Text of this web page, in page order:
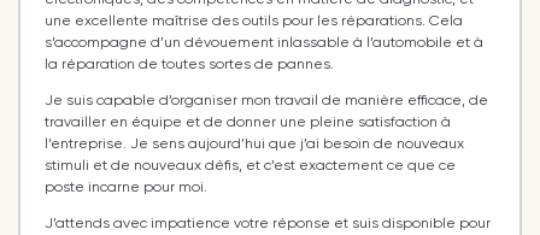
une excellente maîtrise des outils pour les réparations. Cela
s’accompagne d’un dévouement inlassable à l’automobile et à
la réparation de toutes sortes de pannes.
Je suis capable d’organiser mon travail de manière efficace, de
travailler en équipe et de donner une pleine satisfaction à
l’entreprise. Je sens aujourd’hui que j’ai besoin de nouveaux
stimuli et de nouveaux défis, et c’est exactement ce que ce
poste incarne pour moi.
J’attends avec impatience votre réponse et suis disponible pour